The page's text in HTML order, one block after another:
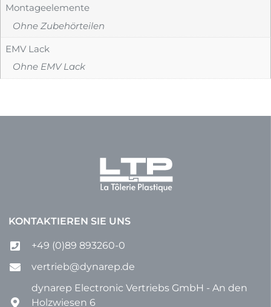
Montageelemente
Ohne Zubehörteilen
EMV Lack
Ohne EMV Lack
KONTAKTIEREN SIE UNS
+49 (0)89 893260-0
vertrieb@dynarep.de
dynarep Electronic Vertriebs GmbH - An den
Holzwiesen 6